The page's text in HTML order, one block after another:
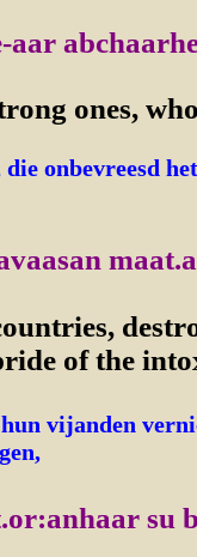
ones,
onbevreesd
of the
vijanden
su